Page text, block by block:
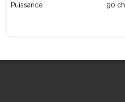
Puissance 90 ch